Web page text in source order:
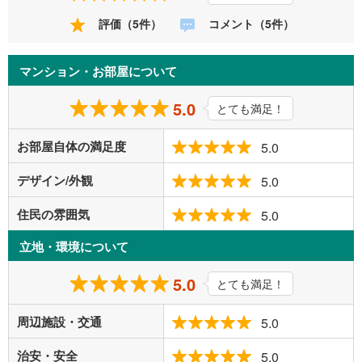
評価（5件）
コメント（5件）
マンション・お部屋について
5.0 とても満足！
お部屋自体の満足度 5.0
デザイン/外観 5.0
住民の雰囲気 5.0
立地・環境について
5.0 とても満足！
周辺施設・交通 5.0
治安・安全 5.0